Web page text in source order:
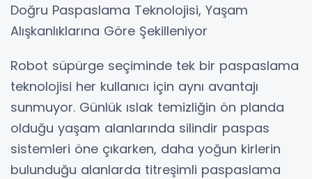
Doğru Paspaslama Teknolojisi, Yaşam
Alışkanlıklarına Göre Şekilleniyor
Robot süpürge seçiminde tek bir paspaslama
teknolojisi her kullanıcı için aynı avantajı
sunmuyor. Günlük ıslak temizliğin ön planda
olduğu yaşam alanlarında silindir paspas
sistemleri öne çıkarken, daha yoğun kirlerin
bulunduğu alanlarda titreşimli paspaslama